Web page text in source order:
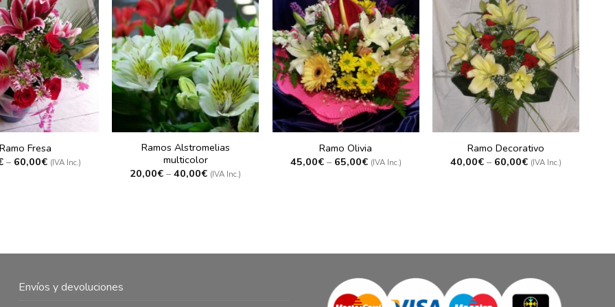
Ramo Fresa
– 60,00€ (IVA Inc.)
Ramos Alstromelias
multicolor
20,00€ –40,00€ (IVA Inc.)
Ramo Olivia
45,00€– 65,00€ (IVA Inc.)
Ramo Decorativo
40,00€ – 60,00€ (IVA Inc.)
Envíos y devoluciones